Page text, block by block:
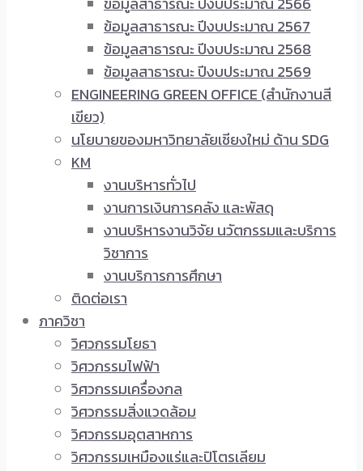
ข้อมูลสาธารณะ ปีงบประมาณ 2567
ข้อมูลสาธารณะ ปีงบประมาณ 2568
ข้อมูลสาธารณะ ปีงบประมาณ 2569
ENGINEERING GREEN OFFICE (สำนักงานสี
เขียว)
นโยบายของมหาวิทยาลัยเชียงใหม่ ด้าน SDG
KM
งานบริหารทั่วไป
งานการเงินการคลัง และพัสดุ
งานบริหารงานวิจัย นวัตกรรมและบริการ
วิชาการ
งานบริการการศึกษา
ติดต่อเรา
ภาควิชา
วิศวกรรมโยธา
วิศวกรรมไฟฟ้า
วิศวกรรมเครื่องกล
วิศวกรรมสิ่งแวดล้อม
วิศวกรรมอุตสาหการ
วิศวกรรมเหมืองแร่และปิโตรเลียม